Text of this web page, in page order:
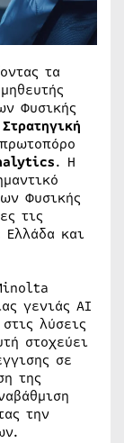
τα
Φυσικής
Στρατηγική
. Η
Φυσικής
τις
Ελλάδα και
γενιάς AI
λύσεις
στοχεύει
σε
της
την